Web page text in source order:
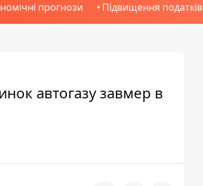
прогнози Підвищення податків
автогазу завмер в